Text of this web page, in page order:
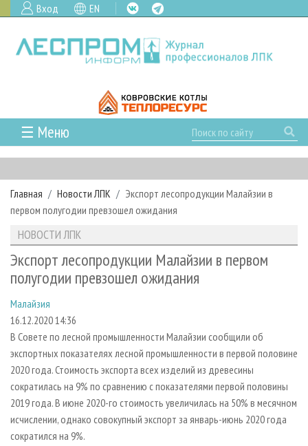
Вход EN
☰ Меню
ГЛАВНАЯ
РУБРИКИ И ТЕМЫ
РУБРИКИ ЖУРНАЛА
ЛЕСОЗАГОТОВКА
ЛЕСОПИЛЕНИЕ
СУШКА ДРЕВЕСИНЫ
ПРОИЗВОДСТВО ДРЕВЕСНЫХ ПЛИТ
ДЕРЕВЯННОЕ ДОМОСТРОЕНИЕ
ПРОИЗВОДСТВО МЕБЕЛИ
БИОЭНЕРГЕТИКА
ЦБП
НОВОСТИ
НОВОСТИ ЛПК
НОВОСТИ ЖУРНАЛА
ПРОЕКТЫ ЛПИ
АНАЛИТИКА
ПРЕДПРИЯТИЯ ЛПК
ПЕРСОНЫ
МОБИЛЬНЫЕ ВЫСТАВКИ
ОФИЦИАЛЬНЫЕ ДЕЛЕГАЦИИ
ПРИОРИТЕТНЫЕ ИНВЕСТПРОЕКТЫ
RUSSIAN FORESTRY REVIEW
ГАЗЕТА ЛЕСПРОМФОРУМ
АРХИВ ЖУРНАЛОВ
О ЖУРНАЛЕ
ПОДПИСКА
КОНТАКТЫ
РЕКЛАМОДАТЕЛЯМ
РЕКЛАМА
РЕКЛАМА НА САЙТЕ
Главная Новости ЛПК
Экспорт лесопродукции Малайзии в
первом полугодии превзошел ожидания
НОВОСТИ ЛПК
Экспорт лесопродукции Малайзии в первом
полугодии превзошел ожидания
Малайзия
16.12.2020 14:36
В Совете по лесной промышленности Малайзии сообщили об
экспортных показателях лесной промышленности в первой половине
2020 года. Стоимость экспорта всех изделий из древесины
сократилась на 9% по сравнению с показателями первой половины
2019 года. В июне 2020-го стоимость увеличилась на 50% в месячном
исчислении, однако совокупный экспорт за январь-июнь 2020 года
сократился на 9%.